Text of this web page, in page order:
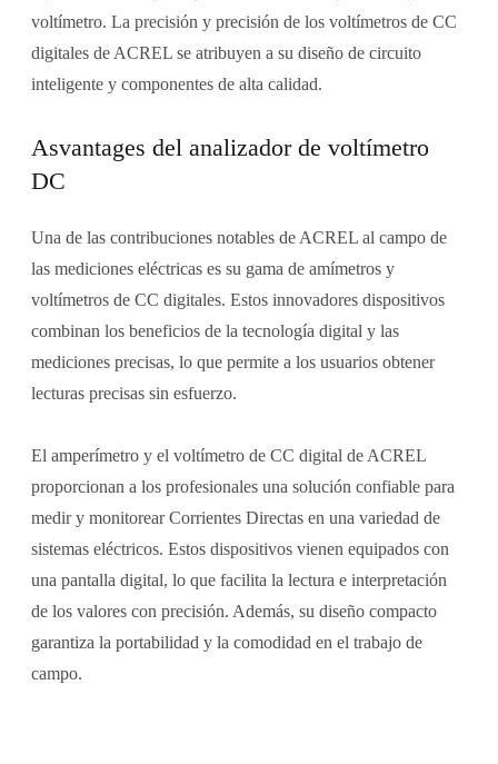
voltímetro. La precisión y precisión de los voltímetros de CC
digitales de ACREL se atribuyen a su diseño de circuito
inteligente y componentes de alta calidad.
Asvantages del analizador de voltímetro
DC
Una de las contribuciones notables de ACREL al campo de
las mediciones eléctricas es su gama de amímetros y
voltímetros de CC digitales. Estos innovadores dispositivos
combinan los beneficios de la tecnología digital y las
mediciones precisas, lo que permite a los usuarios obtener
lecturas precisas sin esfuerzo.
El amperímetro y el voltímetro de CC digital de ACREL
proporcionan a los profesionales una solución confiable para
medir y monitorear Corrientes Directas en una variedad de
sistemas eléctricos. Estos dispositivos vienen equipados con
una pantalla digital, lo que facilita la lectura e interpretación
de los valores con precisión. Además, su diseño compacto
garantiza la portabilidad y la comodidad en el trabajo de
campo.